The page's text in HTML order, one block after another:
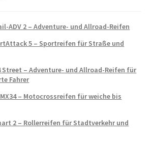
ADV 2 – Adventure- und Allroad-Reifen
5 – Sportreifen für Straße und
Street – Adventure- und Allroad-Reifen für
Fahrer
– Motocrossreifen für weiche bis
2 – Rollerreifen für Stadtverkehr und